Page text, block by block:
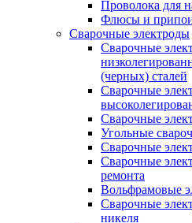
Проволока для
Флюсы и
Сварочные электроды
Сварочные
(черных) сталей
Сварочные
Сварочные
Угольные
Сварочные
Сварочные
ремонта
Вольфрамовые
Сварочные
никеля